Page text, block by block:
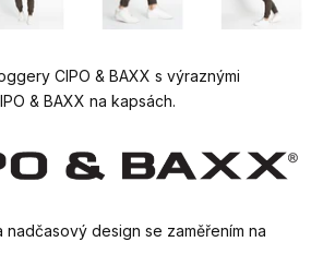
CIPO & BAXX s výraznými
& BAXX na kapsách.
design se zaměřením na